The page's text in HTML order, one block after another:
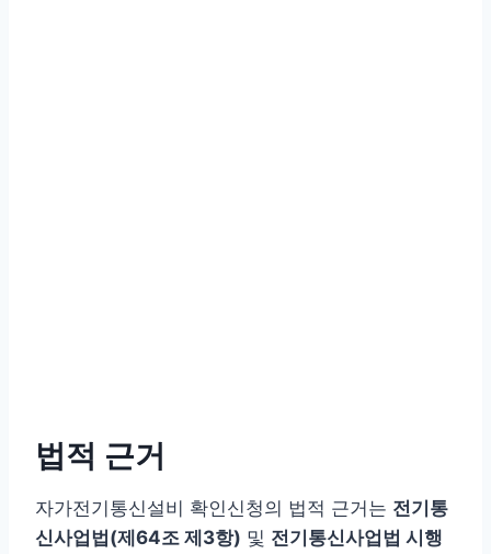
법적 근거
자가전기통신설비 확인신청의 법적 근거는 전기통
신사업법(제64조 제3항) 및 전기통신사업법 시행